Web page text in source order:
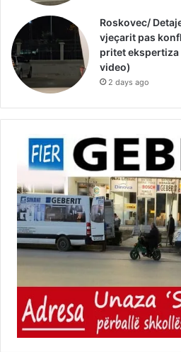
Roskovec/
vjeçarit pas
pritet
video)
2 days ago